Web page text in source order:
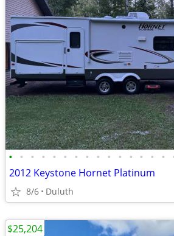
• • • • • • • • • • • • • • •
2012 Keystone Hornet Platinum
8/6 Duluth
$25,204